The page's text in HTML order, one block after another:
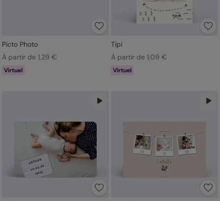
Picto Photo
À partir de 1,29 €
Virtuel
Tipi
À partir de 1,09 €
Virtuel